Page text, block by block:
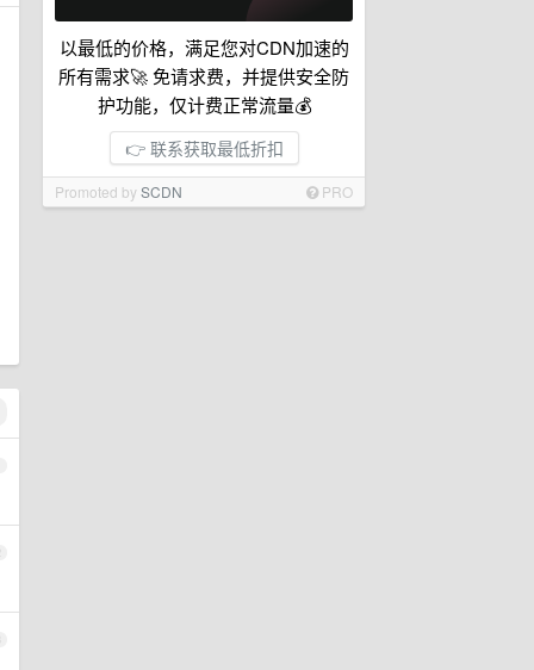
以最低的价格，满足您对CDN加速的
所有需求🚀 免请求费，并提供安全防
护功能，仅计费正常流量💰
👉 联系获取最低折扣
Promoted bySCDN PRO